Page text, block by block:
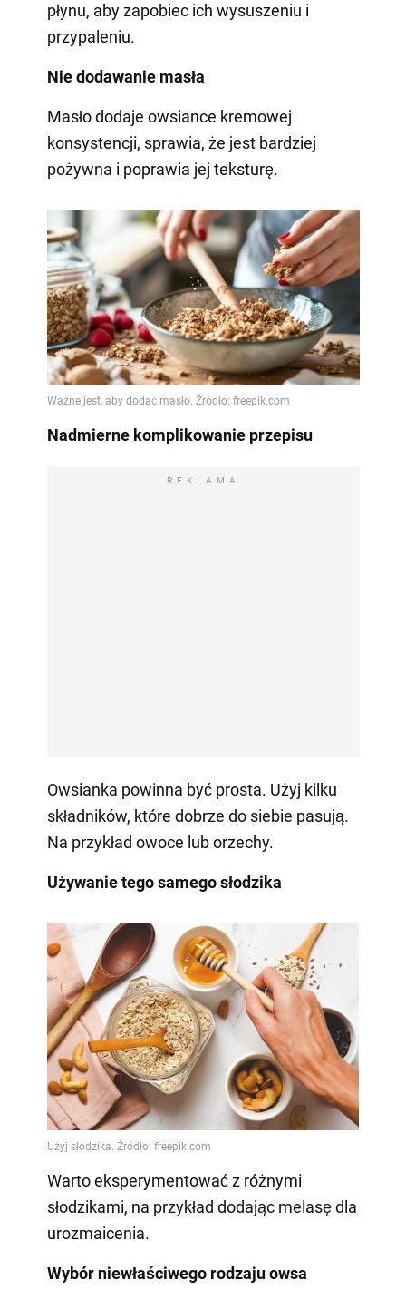
płynu, aby zapobiec ich wysuszeniu i
przypaleniu.
Nie dodawanie masła
Masło dodaje owsiance kremowej
konsystencji, sprawia, że jest bardziej
pożywna i poprawia jej teksturę.
Nadmierne komplikowanie przepisu
REKLAMA
Owsianka powinna być prosta. Użyj kilku
składników, które dobrze do siebie pasują.
Na przykład owoce lub orzechy.
Używanie tego samego słodzika
Warto eksperymentować z różnymi
słodzikami, na przykład dodając melasę dla
urozmaicenia.
Wybór niewłaściwego rodzaju owsa